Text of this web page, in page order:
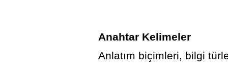
Anahtar Kelimeler
Anlatım biçimleri, bilgi